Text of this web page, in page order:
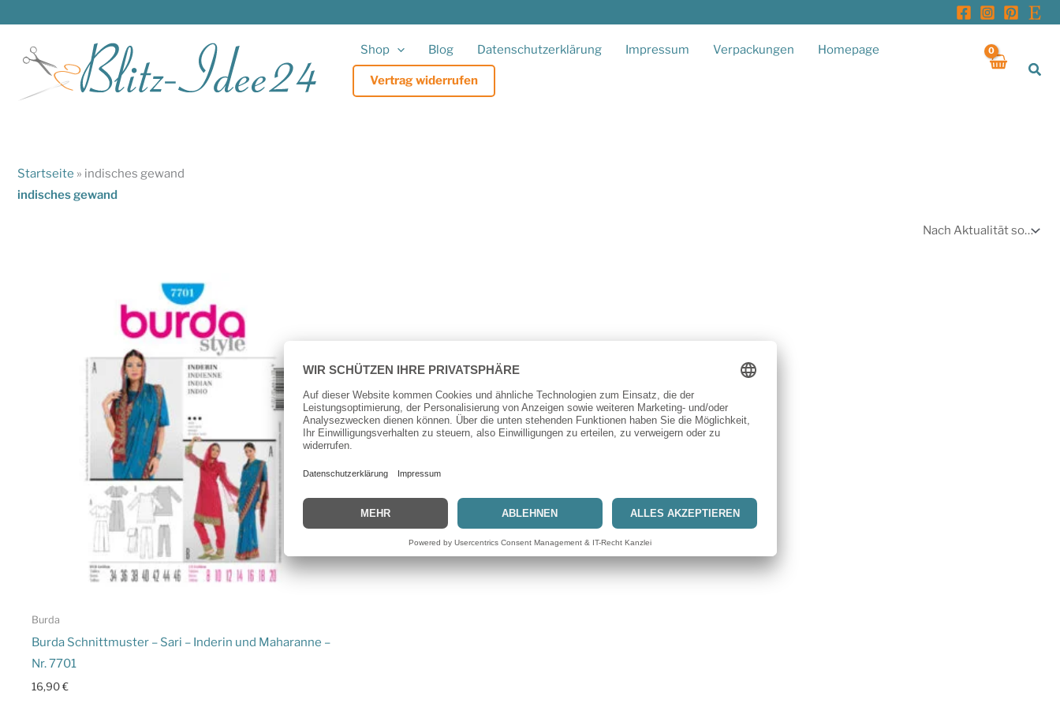
springen
Shop Blog Datenschutzerklärung Impressum Verpackungen Homepage
Vertrag widerrufen
Startseite » indisches gewand
indisches gewand
Burda
Burda Schnittmuster – Sari – Inderin und Maharanne –
Nr. 7701
16,90€